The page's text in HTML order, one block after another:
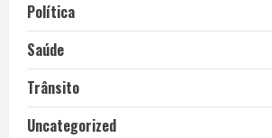
Política
Saúde
Trânsito
Uncategorized